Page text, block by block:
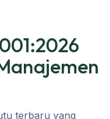
terbaru yang